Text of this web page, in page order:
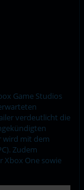
Game Studios
verdeutlicht die
wird mit dem
Zudem
Xbox One sowie